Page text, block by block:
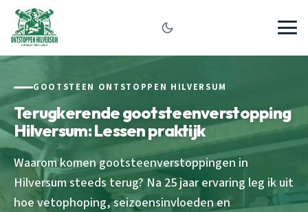
GOOTSTEEN ONTSTOPPEN HILVERSUM
Terugkerende gootsteenverstopping
Hilversum: Lessen praktijk
Waarom komen gootsteenverstoppingen in
Hilversum steeds terug? Na 25 jaar ervaring leg ik uit
hoe vetophoping, seizoensinvloeden en